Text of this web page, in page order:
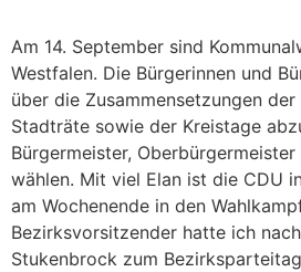
Am 14. September sind
Westfalen. Die Bürgerinnen und
über die Zusammensetzungen
Stadträte sowie der Kreistage
Bürgermeister,
wählen. Mit viel Elan ist die CDU
am Wochenende in den
Bezirksvorsitzender hatte ich
Stukenbrock zum